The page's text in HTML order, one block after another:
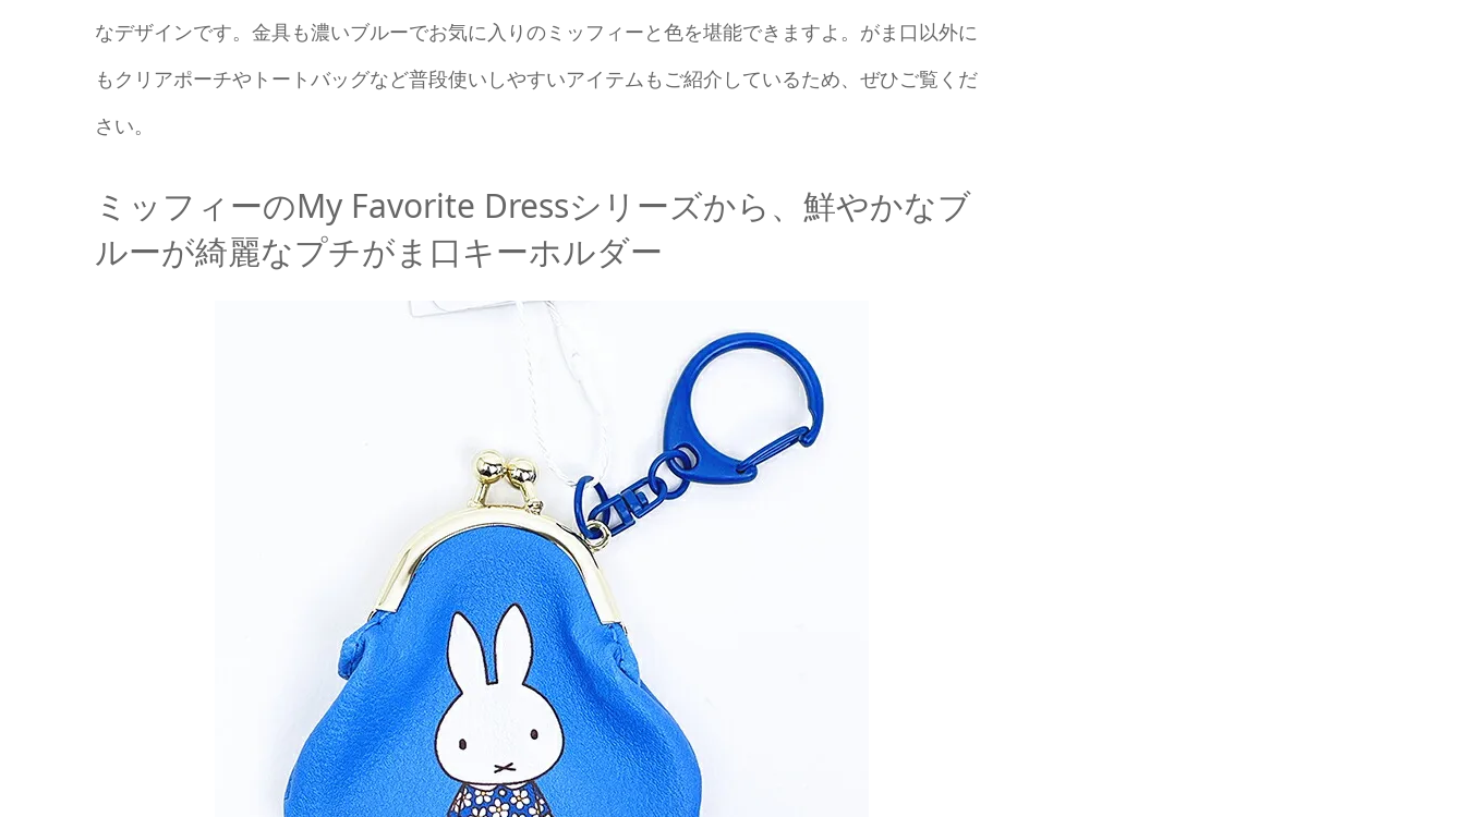
なデザインです。金具も濃いブルーでお気に入りのミッフィーと色を堪能できますよ。がま口以外に
もクリアポーチやトートバッグなど普段使いしやすいアイテムもご紹介しているため、ぜひご覧くだ
さい。
ミッフィーのMy Favorite Dressシリーズから、鮮やかなブ
ルーが綺麗なプチがま口キーホルダー